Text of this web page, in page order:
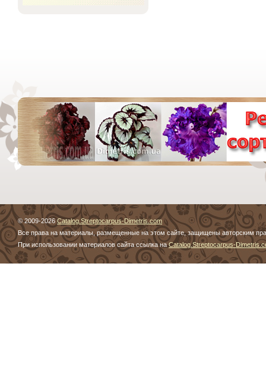
© 2009-2026Catalog.Streptocarpus-Dimetris.com
Все права на материалы, размещенные на этом сайте, защищены авторским
При использовании материалов сайта ссылка наCatalog.Streptocarpus-